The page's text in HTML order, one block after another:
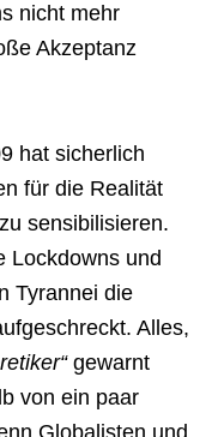
nicht mehr
Akzeptanz
hat sicherlich
für die Realität
sensibilisieren.
Lockdowns und
Tyrannei die
Alles,
gewarnt
von ein paar